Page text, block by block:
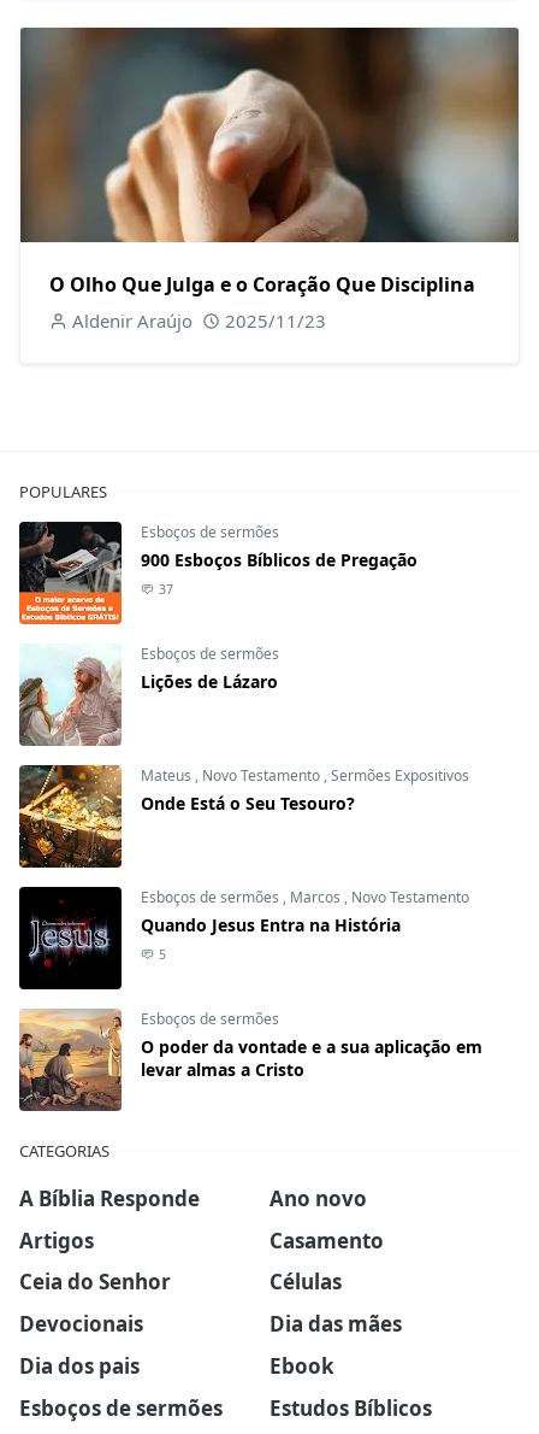
O Olho Que Julga e o Coração Que Disciplina
Aldenir Araújo 2025/11/23
POPULARES
Esboços de sermões
900 Esboços Bíblicos de Pregação
37
Esboços de sermões
Lições de Lázaro
Mateus , Novo Testamento ,Sermões Expositivos
Onde Está o Seu Tesouro?
Esboços de sermões , Marcos , Novo Testamento
Quando Jesus Entra na História
5
Esboços de sermões
O poder da vontade e a sua aplicação em
levar almas a Cristo
CATEGORIAS
A Bíblia Responde
Ano novo
Artigos
Casamento
Ceia do Senhor
Células
Devocionais
Dia das mães
Dia dos pais
Ebook
Esboços de sermões
Estudos Bíblicos